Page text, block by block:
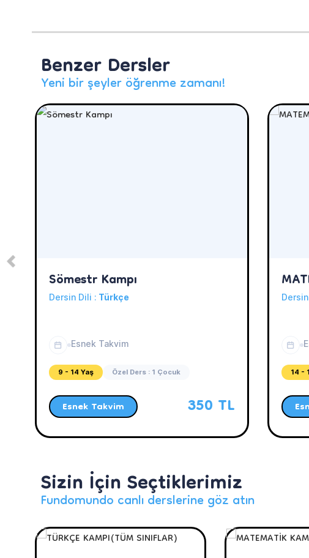
Benzer Dersler
Yeni bir şeyler öğrenme zamanı!
Sömestr Kampı
Dersin Dili : Türkçe
Esnek Takvim
9 - 14 Yaş Özel Ders : 1 Çocuk
Esnek Takvim 350 TL
14 -
Sizin İçin Seçtiklerimiz
Fundomundo canlı derslerine göz atın